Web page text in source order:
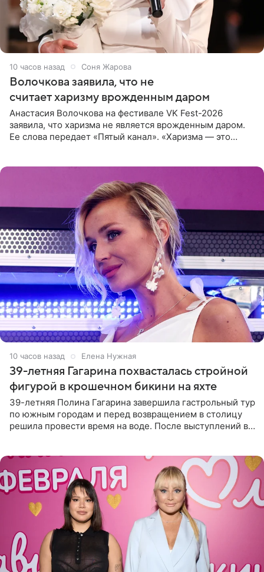
10 часов назад Соня Жарова
Волочкова заявила, что не
считает харизму врожденным даром
Анастасия Волочкова на фестивале VK Fest-2026
заявила, что харизма не является врожденным даром.
Ее слова передает «Пятый канал». «Харизма — это
10 часов назад Елена Нужная
39-летняя Гагарина похвасталась стройной
фигурой в крошечном бикини на яхте
39-летняя Полина Гагарина завершила гастрольный тур
по южным городам и перед возвращением в столицу
решила провести время на воде. После выступлений в